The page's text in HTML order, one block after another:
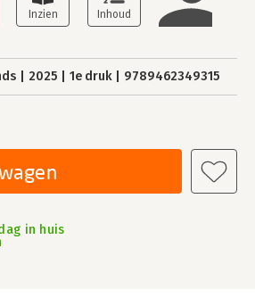
2025 1e druk 9789462349315
in huis